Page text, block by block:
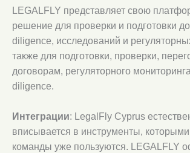
LEGALFLY представляет свою
решение для проверки и подготовки
diligence, исследований и
также для подготовки, проверки,
договорам, регуляторного
diligence.
Интеграции: LegalFly Cyprus
вписывается в инструменты,
команды уже пользуются. LEGALFLY